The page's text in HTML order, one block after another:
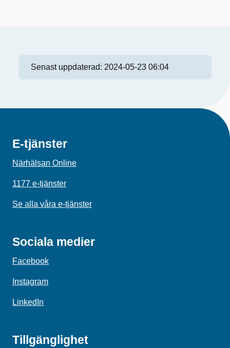
Senast uppdaterad: 2024-05-23 06:04
E-tjänster
Närhälsan Online
1177 e-tjänster
Se alla våra e-tjänster
Sociala medier
Facebook
Instagram
LinkedIn
Tillgänglighet